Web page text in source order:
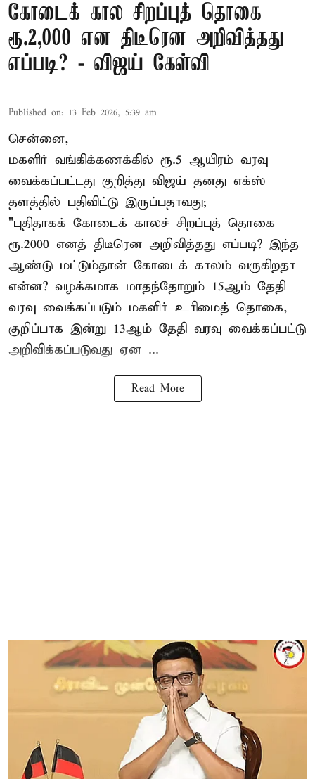
கோடைக் கால சிறப்புத் தொகை
ரூ.2,000 என திடீரென அறிவித்தது
எப்படி? - விஜய் கேள்வி
Published on: 13 Feb 2026, 5:39 am
சென்னை,
மகளிர் வங்கிக்கணக்கில் ரூ.5 ஆயிரம் வரவு
வைக்கப்பட்டது குறித்து விஜய் தனது எக்ஸ்
தளத்தில் பதிவிட்டு இருப்பதாவது;
"புதிதாகக் கோடைக் காலச் சிறப்புத் தொகை
ரூ.2000 எனத் திடீரென அறிவித்தது எப்படி? இந்த
ஆண்டு மட்டும்தான் கோடைக் காலம் வருகிறதா
என்ன? வழக்கமாக மாதந்தோறும் 15ஆம் தேதி
வரவு வைக்கப்படும் மகளிர் உரிமைத் தொகை,
குறிப்பாக இன்று 13ஆம் தேதி வரவு வைக்கப்பட்டு
அறிவிக்கப்படுவது ஏன ...
Read More